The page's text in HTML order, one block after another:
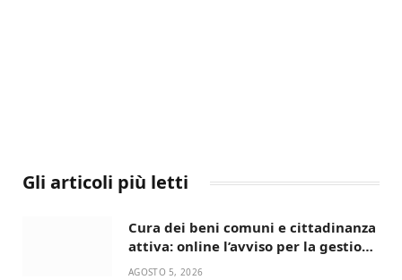
Gli articoli più letti
Cura dei beni comuni e cittadinanza
attiva: online l’avviso per la gestione
condivisa della Villetta di Laureto
AGOSTO 5, 2026